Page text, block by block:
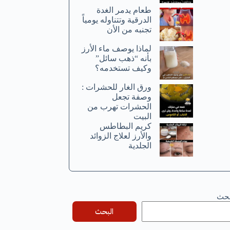
طعام يدمر الغدة
الدرقية وتتناوله يومياً
تجنبه من الأن
لماذا يوصف ماء الأرز
بأنه “ذهب سائل”
وكيف تستخدمه؟
ورق الغار للحشرات :
وصفة تجعل
الحشرات تهرب من
البيت
كريم البطاطس
والأرز لعلاج الزوائد
الجلدية
البحث